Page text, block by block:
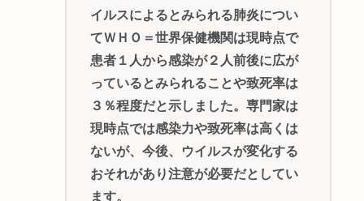
イルスによるとみられる肺炎につい
てＷＨＯ＝世界保健機関は現時点で
患者１人から感染が２人前後に広が
っているとみられることや致死率は
３％程度だと示しました。専門家は
現時点では感染力や致死率は高くは
ないが、今後、ウイルスが変化する
おそれがあり注意が必要だとしてい
ます。